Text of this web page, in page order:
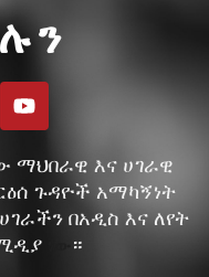
ማህበራዊ እና ሀገራዊ
ጉዳዮች አማካኝነት
በአዲስ እና ለየት
።